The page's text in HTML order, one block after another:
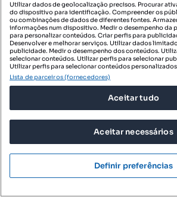
Utilizar dados de geolocalização precisos. Procurar
do dispositivo para identificação. Compreender os
ou combinações de dados de diferentes fontes.
informações num dispositivo. Medir o desempenho da
para personalizar conteúdos. Criar perfis para
Desenvolver e melhorar serviços. Utilizar dados
publicidade. Medir o desempenho dos conteúdos.
selecionar conteúdos. Utilizar perfis para selecionar
Utilizar perfis para selecionar conteúdos
Lista de parceiros (fornecedores)
Aceitar tudo
Aceitar necessários
Definir preferências